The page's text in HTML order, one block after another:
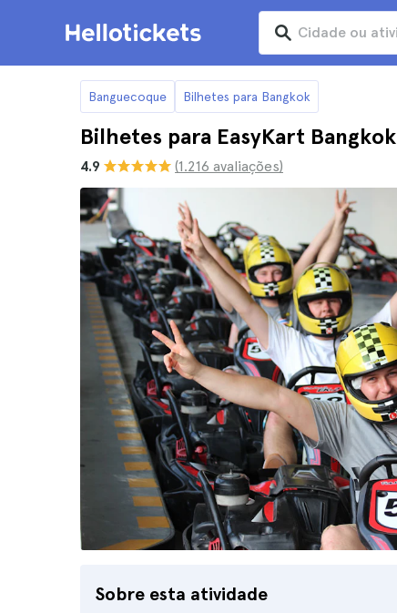
Banguecoque Bilhetes para Bangkok
Bilhetes para EasyKart Bangkok
4.9 (1.216 avaliações)
Sobre esta atividade